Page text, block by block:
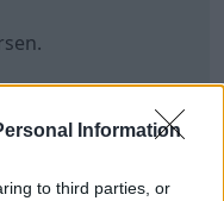
Information
to third parties, or